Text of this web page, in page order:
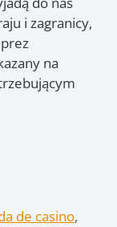
i zagranicy,
na
de casino,